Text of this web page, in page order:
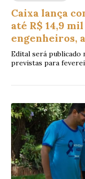
Caixa lança
até R$ 14,9
engenheiros,
Edital será publicado
previstas para